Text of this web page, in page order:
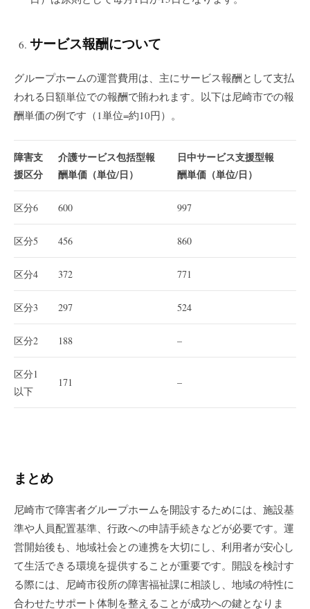
サービス報酬について
グループホームの運営費用は、主にサービス報酬として支払
われる日額単位での報酬で賄われます。以下は尼崎市での報
酬単価の例です（1単位=約10円）。
障害支
援区分
介護サービス包括型報
酬単価（単位/日）
日中サービス支援型報
酬単価（単位/日）
区分6 600 997
区分5 456 860
区分4 372 771
区分3 297 524
区分2 188 –
区分1
以下
171 –
まとめ
尼崎市で障害者グループホームを開設するためには、施設基
準や人員配置基準、行政への申請手続きなどが必要です。運
営開始後も、地域社会との連携を大切にし、利用者が安心し
て生活できる環境を提供することが重要です。開設を検討す
る際には、尼崎市役所の障害福祉課に相談し、地域の特性に
合わせたサポート体制を整えることが成功への鍵となりま